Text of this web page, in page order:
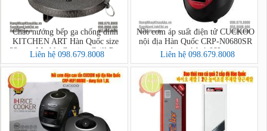
Chảo nướng bếp ga chống dính
KITCHEN ART Hàn Quốc size
32cm - Marble Coating Grill Pan
Liên hệ 098.679.8008
Nồi cơm áp suất điện tử CUCKOO
nội địa Hàn Quốc CRP-N0680SR
dung tích 1.08L
Liên hệ 098.679.8008